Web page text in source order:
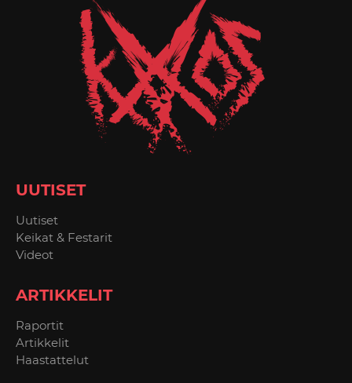
UUTISET
Uutiset
Keikat & Festarit
Videot
ARTIKKELIT
Raportit
Artikkelit
Haastattelut